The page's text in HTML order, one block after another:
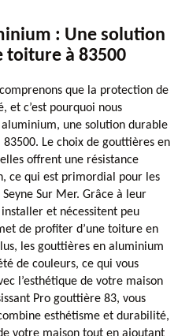
: Une solution
toiture à 83500
que la protection de
et c’est pourquoi nous
une solution durable
Le choix de gouttières en
offrent une résistance
ce qui est primordial pour les
Sur Mer. Grâce à leur
et nécessitent peu
de profiter d’une toiture en
les gouttières en aluminium
de couleurs, ce qui vous
l’esthétique de votre maison
Pro gouttière 83, vous
esthétisme et durabilité,